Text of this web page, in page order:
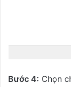
Bước 4: Chọn